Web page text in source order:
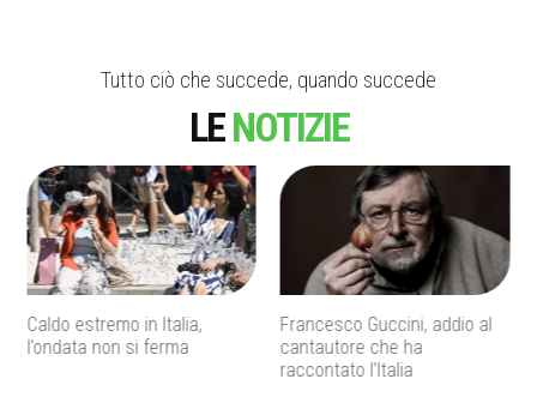
Tutto ciò che succede, quando succede
LENOTIZIE
Francesco Guccini, addio al
cantautore che ha
Inps, bonus assunzioni per
madri con tre figli e incentivi
per giovani under 35